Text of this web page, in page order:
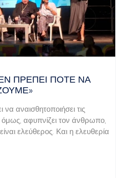
ΠΡΈΠΕΙ ΠΟΤΈ ΝΑ
να αναισθητοποιήσει τις
όμως, αφυπνίζει τον άνθρωπο,
ελεύθερος. Και η ελευθερία